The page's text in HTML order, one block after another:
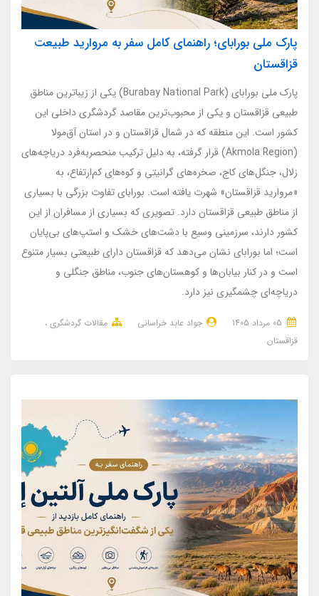
پارک ملی بورابای؛ راهنمای کامل سفر به مروارید طبیعت
قزاقستان
پارک ملی بورابای (Burabay National Park) یکی از زیباترین مناطق
طبیعی قزاقستان و یکی از محبوب‌ترین مقاصد گردشگری داخلی این
کشور است. این منطقه که در شمال قزاقستان و در استان آق‌مولا
(Akmola Region) قرار گرفته، به دلیل ترکیب منحصربه‌فرد دریاچه‌های
زلال، جنگل‌های کاج، صخره‌های گرانیتی و کوه‌های کم‌ارتفاع، به
«مروارید قزاقستان» شهرت یافته است. بورابای تفاوت بزرگی با بسیاری
از مناطق طبیعی قزاقستان دارد. تصویری که بسیاری از مسافران از این
کشور دارند، سرزمینی وسیع با دشت‌های خشک و استپ‌های بی‌پایان
است؛ اما بورابای نشان می‌دهد که قزاقستان دارای طبیعتی بسیار متنوع
است و در کنار بیابان‌ها و کوهستان‌های جنوب، مناطق جنگلی و
دریاچه‌ای چشمگیری نیز دارد.
جواد عابد خراسانی
مقالات گردشگری
قزاقستان